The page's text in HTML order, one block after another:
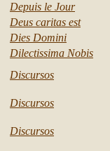
Depuis le Jour
Deus caritas est
Dies Domini
Dilectissima Nobis
Discursos
Discursos
Discursos